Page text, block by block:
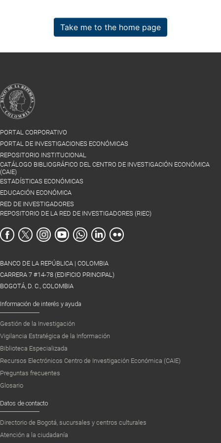
Take me to the home page
PORTAL CORPORATIVO
PORTAL DE INVESTIGACIONES ECONÓMICAS
REPOSITORIO INSTITUCIONAL
CATÁLOGO BIBLIOGRÁFICO DEL CENTRO DE INVESTIGACIÓN ECONÓMICA
(CAIE)
ESTADÍSTICAS ECONÓMICAS
EDUCACIÓN ECONÓMICA
RED DE INVESTIGADORES
REPOSITORIO DE LA RED DE INVESTIGADORES (RIEC)
BANCO DE LA REPÚBLICA | COLOMBIA
CARRERA 7 #14-78 (EDIFICIO PRINCIPAL)
BOGOTÁ, D. C., COLOMBIA
Información de interés y ayuda
Gestión de la Investigación
Vigilancia Estratégica de la Información
Biblioteca Especializada
Recursos Electrónicos Centro de Investigación Económica (CAIE)
Preguntas frecuentes
Glosario
Datos de contacto
Directorio de Bogotá, sucursales y centros culturales
Atención a la ciudadanía